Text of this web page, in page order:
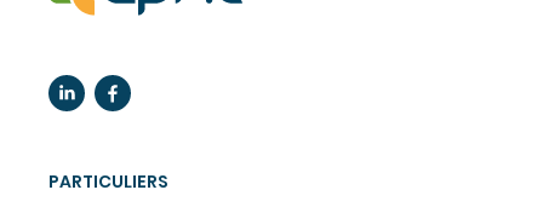
PARTICULIERS